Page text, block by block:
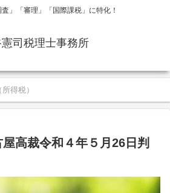
」「審理」「国際課税」に特化！
司税理士事務所
得税）
屋高裁令和４年５月26日判